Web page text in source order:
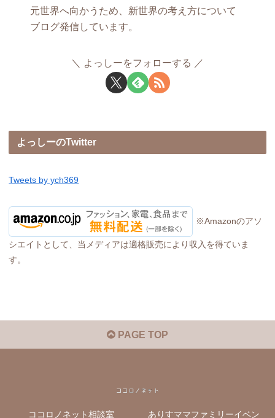
元世界へ向かうため、新世界の考え方について
ブログ発信しています。
よっしーをフォローする
よっしーのTwitter
Tweets by ych369
※Amazonのアソ
シエイトとして、当メディアは適格販売により収入を得ていま
す。
PAGE TOP
ココロノネット相談室 ありすママファミリーイベン